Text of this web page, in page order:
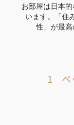
お部屋は日本
います。「住
性」が最高
1 ベ